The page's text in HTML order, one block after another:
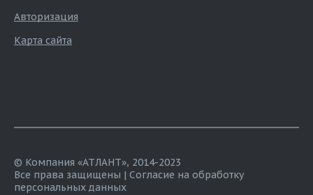
Авторизация
Карта сайта
© Компания «АТЛАНТ», 2014-2023
Все права защищены | Согласие на обработку
персональных данных